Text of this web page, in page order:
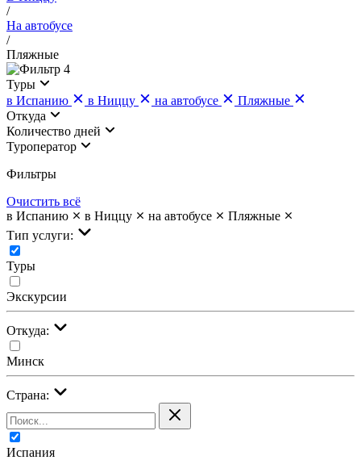
/
На автобусе
/
Пляжные
4
Туры
в Испанию
в Ниццу на автобусе
Пляжные
Откуда
Количество дней
Туроператор
Фильтры
Очистить всё
в Испанию
в Ниццу на автобусе
Пляжные
Тип услуги:
Туры
Экскурсии
Откуда:
Минск
Страна:
Испания